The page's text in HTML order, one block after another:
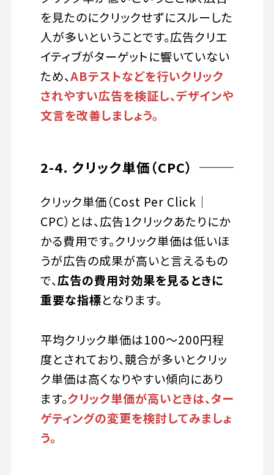
を見たのにクリックせずにスルーした
人が多いということです。広告クリエ
イティブがターゲットに響いていない
ため、ABテストなどを行いクリック
されやすい広告を検証し、デザインや
文言を改善しましょう。
2-4. クリック単価（CPC）
クリック単価（Cost Per Click｜
CPC）とは、広告1クリックあたりにか
かる費用です。クリック単価は低いほ
うが広告の成果が高いと言えるもの
で、広告の費用対効果を見るときに
重要な指標となります。
平均クリック単価は100〜200円程
度とされており、競合が多いとクリッ
ク単価は高くなりやすい傾向にあり
ます。クリック単価が高いときは、ター
ゲティングの変更を検討してみましょ
う。